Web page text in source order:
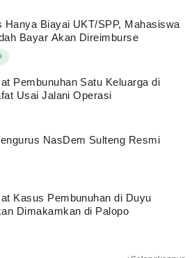
Hanya Biayai UKT/SPP, Mahasiswa
Bayar Akan Direimburse
Pembunuhan Satu Keluarga di
Usai Jalani Operasi
NasDem Sulteng Resmi
Kasus Pembunuhan di Duyu
Dimakamkan di Palopo